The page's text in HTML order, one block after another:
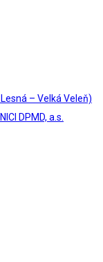
– Velká Veleň)
DPMD, a.s.